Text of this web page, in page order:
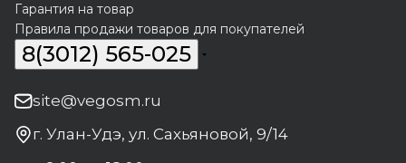
Гарантия на товар
Правила продажи товаров для покупателей
8(3012) 565-025
site@vegosm.ru
г. Улан-Удэ, ул. Сахьяновой, 9/14